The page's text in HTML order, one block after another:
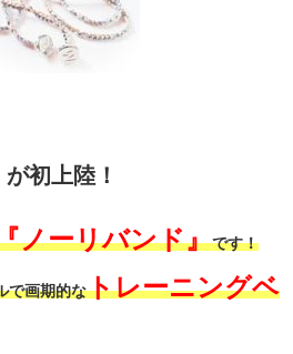
初上陸！
ノーリバンド』です！
で画期的なトレーニングベ